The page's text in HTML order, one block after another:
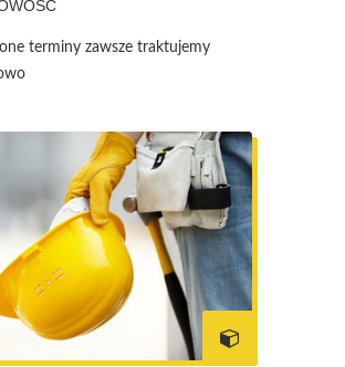
terminy zawsze traktujemy